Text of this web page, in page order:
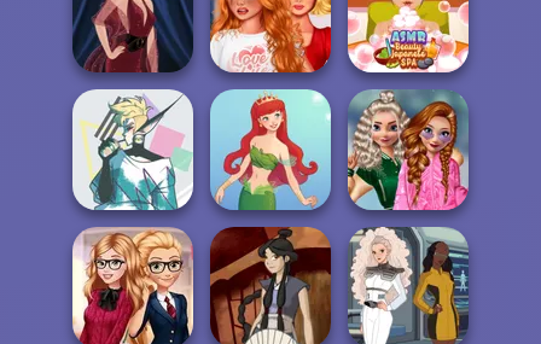
Bouncemasters Cowgirl Barbie
Pin-up Jessica
Bestie To The
Rescue Breakup
P...
ASMR Beauty
Japanese Spa
Hunter:
Nonbinary
Demon
Cute Mermaid
School
Popularity
Challenge